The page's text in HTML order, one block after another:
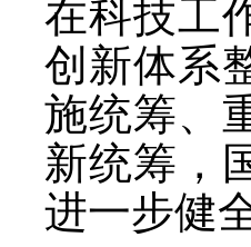
在科技工
创新体系
施统筹、
新统筹，
进一步健全